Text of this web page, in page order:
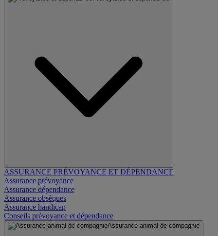
ASSURANCE PRÉVOYANCE ET DÉPENDANCE
Assurance prévoyance
Assurance dépendance
Assurance obsèques
Assurance handicap
Conseils prévoyance et dépendance
Assurance animal de compagnie